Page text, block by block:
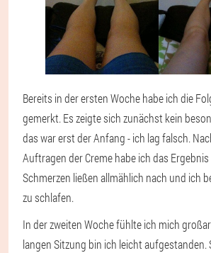
Bereits in der ersten Woche habe ich die
gemerkt. Es zeigte sich zunächst kein
das war erst der Anfang - ich lag falsch.
Auftragen der Creme habe ich das
Schmerzen ließen allmählich nach und ich
zu schlafen.
In der zweiten Woche fühlte ich mich
langen Sitzung bin ich leicht aufgestanden.